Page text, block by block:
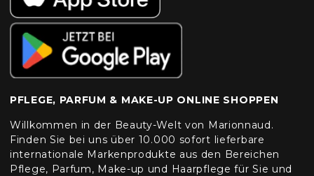
PFLEGE, PARFUM & MAKE-UP ONLINE SHOPPEN
Willkommen in der Beauty-Welt von Marionnaud.
Finden Sie bei uns über 10.000 sofort lieferbare
internationale Markenprodukte aus den Bereichen
Pflege, Parfum, Make-up und Haarpflege für Sie und